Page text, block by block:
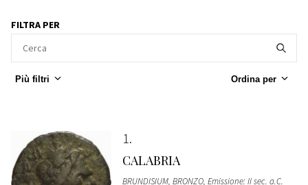
FILTRA PER
Più filtri Ordina per
1
CALABRIA
BRUNDISIUM, BRONZO, Emissione: II sec. a.C.